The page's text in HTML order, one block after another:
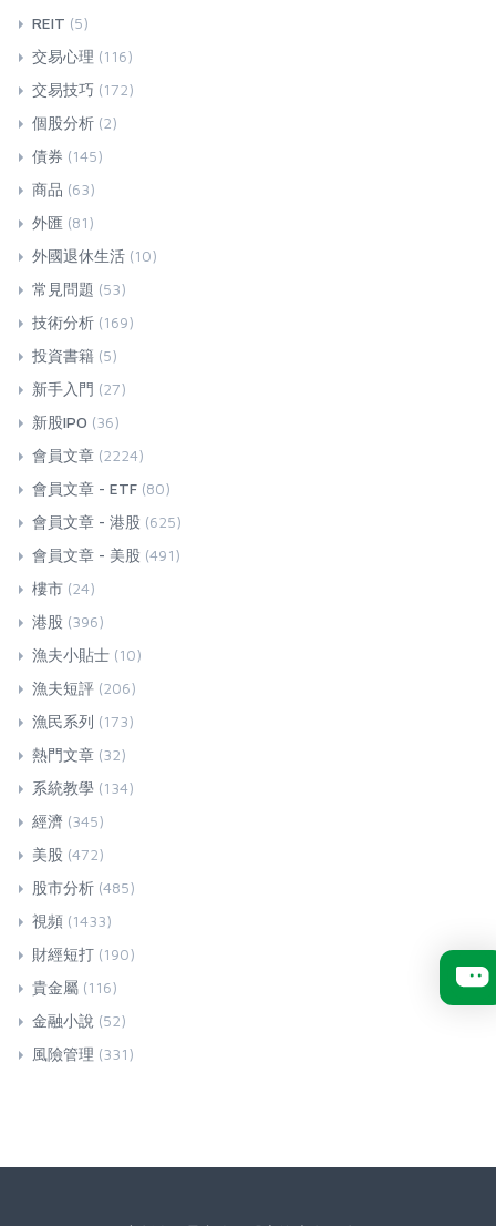
REIT (5)
交易心理 (116)
交易技巧 (172)
個股分析 (2)
債券 (145)
商品 (63)
外匯 (81)
外國退休生活 (10)
常見問題 (53)
技術分析 (169)
投資書籍 (5)
新手入門 (27)
新股IPO (36)
會員文章 (2224)
會員文章 - ETF (80)
會員文章 - 港股 (625)
會員文章 - 美股 (491)
樓市 (24)
港股 (396)
漁夫小貼士 (10)
漁夫短評 (206)
漁民系列 (173)
熱門文章 (32)
系統教學 (134)
經濟 (345)
美股 (472)
股市分析 (485)
視頻 (1433)
財經短打 (190)
貴金屬 (116)
金融小說 (52)
風險管理 (331)